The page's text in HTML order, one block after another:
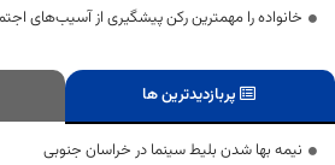
خانواده را مهمترین رکن پیشگیری از آسیب‌های
پربازدیدترین ها
نیمه بها شدن بلیط سینما در خراسان جنوبی